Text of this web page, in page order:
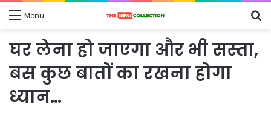
Menu
घर लेना हो जाएगा और भी सस्ता,
बस कुछ बातों का रखना होगा
ध्यान…